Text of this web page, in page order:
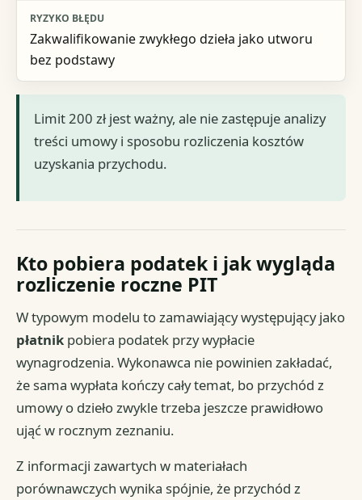
Zakwalifikowanie zwykłego dzieła jako utworu
bez podstawy
Limit 200 zł jest ważny, ale nie zastępuje analizy
treści umowy i sposobu rozliczenia kosztów
uzyskania przychodu.
Kto pobiera podatek i jak wygląda
rozliczenie roczne PIT
W typowym modelu to zamawiający występujący jako
płatnik pobiera podatek przy wypłacie
wynagrodzenia. Wykonawca nie powinien zakładać,
że sama wypłata kończy cały temat, bo przychód z
umowy o dzieło zwykle trzeba jeszcze prawidłowo
ująć w rocznym zeznaniu.
Z informacji zawartych w materiałach
porównawczych wynika spójnie, że przychód z